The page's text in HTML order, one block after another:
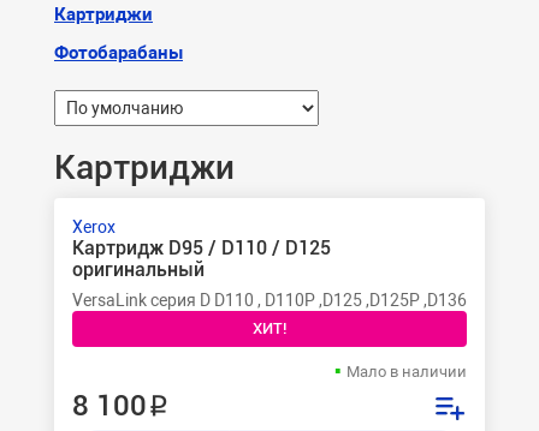
Картриджи
Фотобарабаны
Картриджи
Xerox
Картридж D95 / D110 / D125
оригинальный
VersaLink серия D D110 , D110P ,D125 ,D125P ,D136 ,D95 ,
ХИТ!
Мало в наличии
8 100 ₽